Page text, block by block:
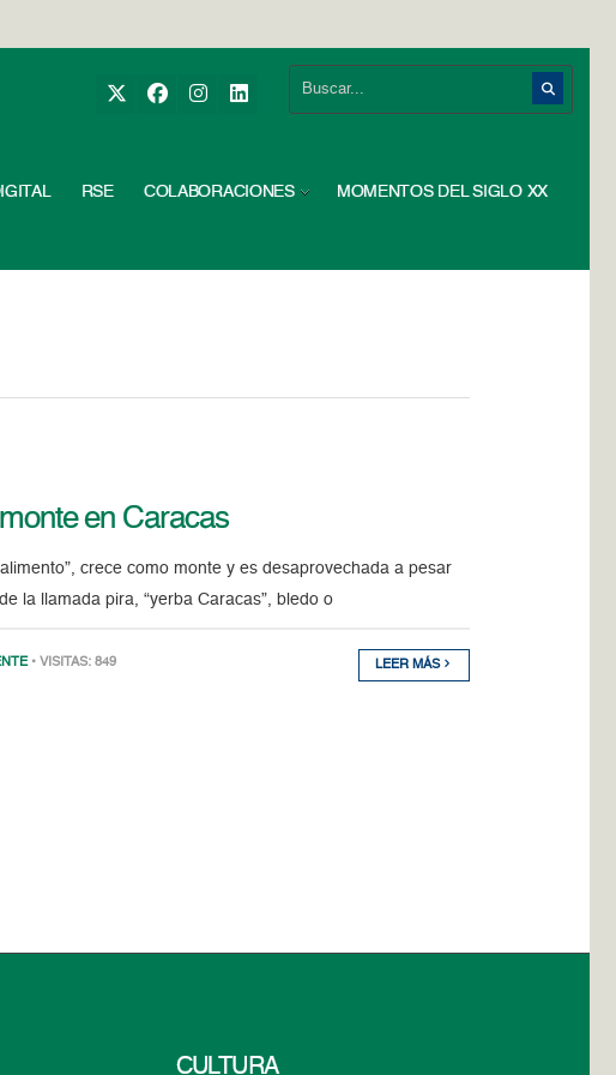
RSE COLABORACIONES MOMENTOS DEL SIGLO XX
en Caracas
crece como monte y es desaprovechada a pesar
la llamada pira, “yerba Caracas”, bledo o
• VISITAS: 849 LEER MÁS
CULTURA